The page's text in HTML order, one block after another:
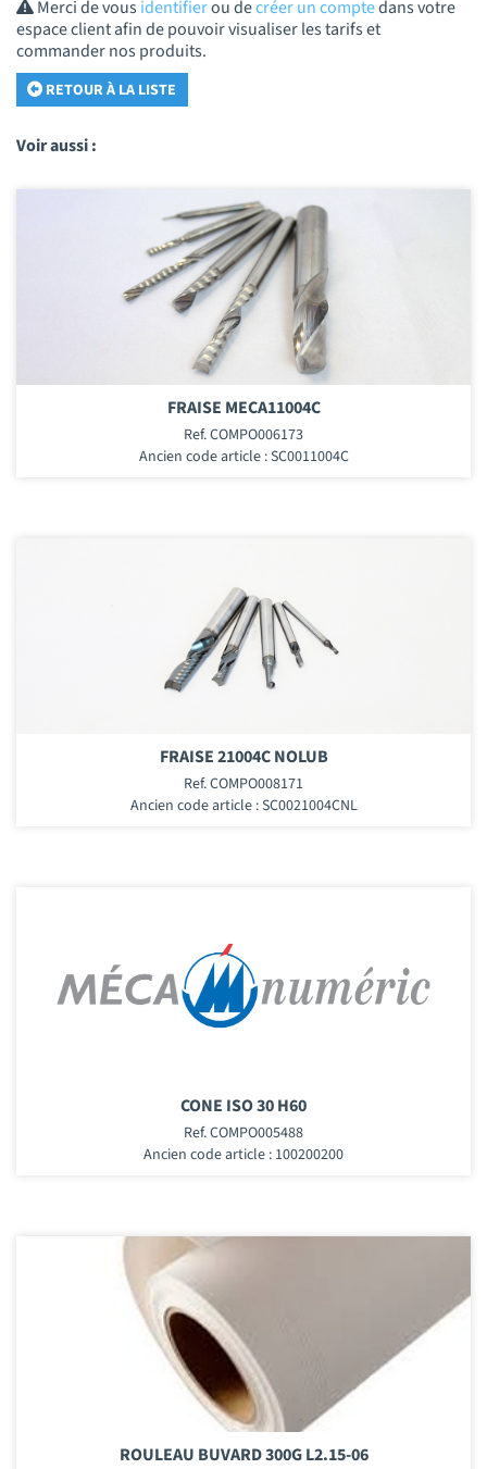
Merci de vousidentifierou decréer un comptedans votre
espace client afin de pouvoir visualiser les tarifs et
commander nos produits.
RETOUR À LA LISTE
Voir aussi :
FRAISE MECA11004C
Ref. COMPO006173
Ancien code article : SC0011004C
FRAISE 21004C NOLUB
Ref. COMPO008171
Ancien code article : SC0021004CNL
CONE ISO 30 H60
Ref. COMPO005488
Ancien code article : 100200200
ROULEAU BUVARD 300G L2.15-06